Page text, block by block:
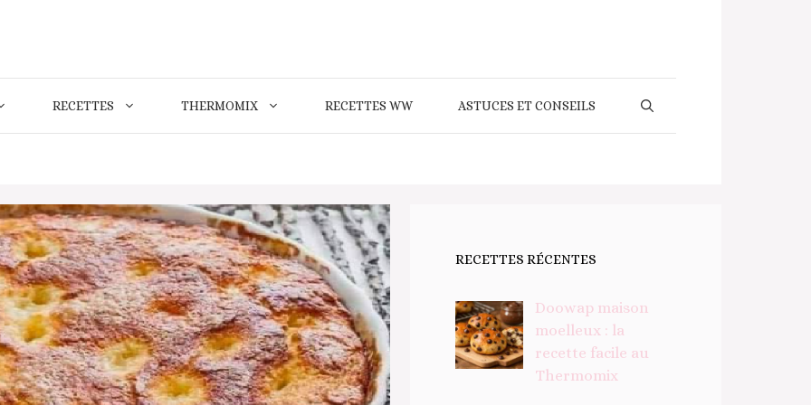
RECETTES THERMOMIX RECETTES WW ASTUCES ET CONSEILS
RECETTES RÉCENTES
Doowap maison
moelleux : la
recette facile au
Thermomix